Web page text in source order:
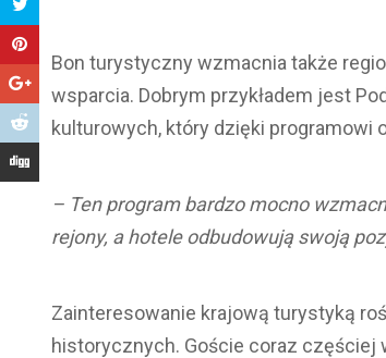
Bon turystyczny wzmacnia także
wsparcia. Dobrym przykładem jest
kulturowych, który dzięki programowi
– Ten program bardzo mocno
rejony, a hotele odbudowują swoją
Zainteresowanie krajową turystyką
historycznych. Goście coraz